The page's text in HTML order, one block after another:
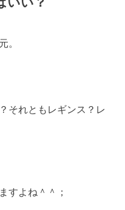
。
それともレギンス？レ
すよね＾＾；